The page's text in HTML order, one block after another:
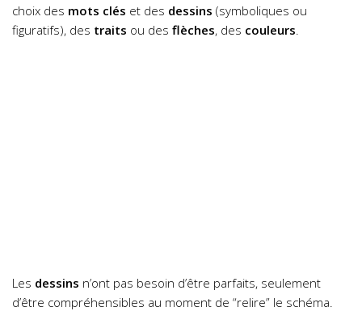
choix des mots clés et des dessins (symboliques ou
figuratifs), des traits ou des flèches, des couleurs
Les dessins n’ont pas besoin d’être parfaits, seulement
d’être compréhensibles au moment de “relire” le schéma.